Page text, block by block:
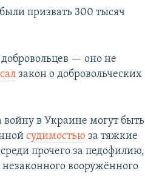
призвать 300 тысяч
— оно не
закон о добровольческих
войну в Украине могут быть
судимостью за тяжкие
прочего за педофилию,
вооружённого